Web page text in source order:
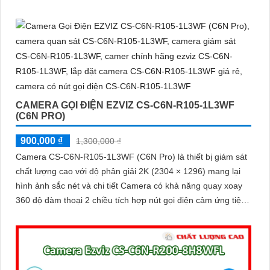
CAMERA GỌI ĐIỆN EZVIZ CS-C6N-R105-1L3WF
(C6N PRO)
900,000 ₫
1,300,000 ₫
Camera CS-C6N-R105-1L3WF (C6N Pro) là thiết bị giám sát
chất lượng cao với độ phân giải 2K (2304 × 1296) mang lại
hình ảnh sắc nét và chi tiết Camera có khả năng quay xoay
360 độ đàm thoại 2 chiều tích hợp nút gọi điện cảm ứng tiện
được trang bị công nghệ phát hiện chuyển động thông minh
tăng cường an ninh cho không gian của bạn. Loại Camera
quan sát Wifi Không Dây CS-C6N-R105-1L3WF 3